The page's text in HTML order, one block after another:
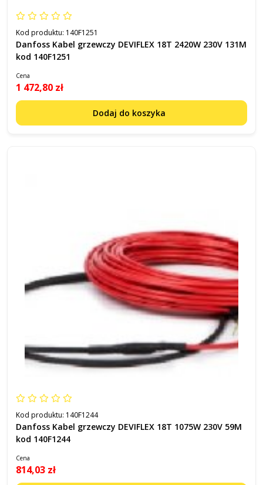
Kod produktu: 140F1251
Danfoss Kabel grzewczy DEVIFLEX 18T 2420W 230V 131M
kod 140F1251
Cena
1 472,80 zł
Dodaj do koszyka
Kod produktu: 140F1244
Danfoss Kabel grzewczy DEVIFLEX 18T 1075W 230V 59M
kod 140F1244
Cena
814,03 zł